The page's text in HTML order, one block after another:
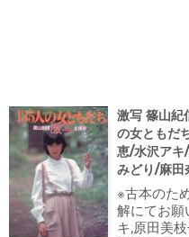
激写 篠山紀
の女ともだ
恵/水沢アキ
みどり/麻田
※古本のた
解にてお願
キ,原田美